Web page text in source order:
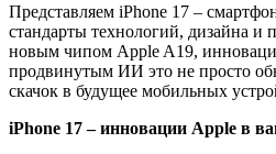
Представляем iPhone 17 –
стандарты технологий, дизайна и
новым чипом Apple A19,
продвинутым ИИ это не просто
скачок в будущее мобильных
iPhone 17 – инновации Apple в